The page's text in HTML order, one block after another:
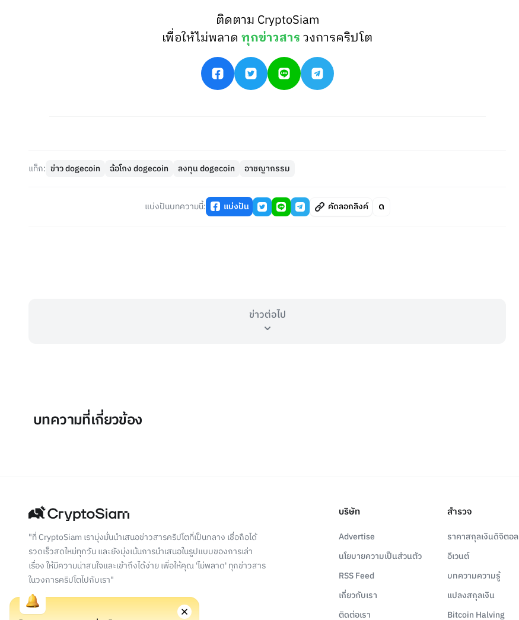
ติดตาม CryptoSiam
เพื่อให้ไม่พลาดทุกข่าวสารวงการคริปโต
แท็ก: ข่าว dogecoin ฉ้อโกง dogecoin ลงทุน dogecoin อาชญากรรม
แบ่งปันบทความนี้: แบ่งปัน คัดลอกลิงค์
ข่าวต่อไป
บทความที่เกี่ยวข้อง
"ที่ CryptoSiam เรามุ่งมั่นนำเสนอข่าวสารคริปโตที่เป็นกลาง เชื่อถือได้
รวดเร็วสดใหม่ทุกวัน และยังมุ่งเน้นการนำเสนอในรูปแบบของการเล่า
เรื่อง ให้มีความน่าสนใจและเข้าถึงได้ง่าย เพื่อให้คุณ 'ไม่พลาด' ทุกข่าวสาร
ในวงการคริปโตไปกับเรา"
บริษัท
Advertise
นโยบายความเป็นส่วนตัว
RSS Feed
เกี่ยวกับเรา
ติดต่อเรา
สำรวจ
ราคาสกุลเงินดิจิตอล
อีเวนต์
บทความความรู้
แปลงสกุลเงิน
Bitcoin Halving